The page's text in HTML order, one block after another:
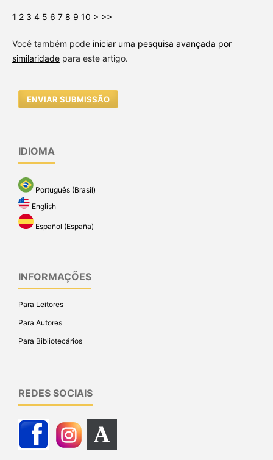
1 2 3 4 5 6 7 8 9 10 > >>
Você também pode iniciar uma pesquisa avançada por
similaridadepara este artigo.
ENVIAR SUBMISSÃO
IDIOMA
Português (Brasil)
English
Español (España)
INFORMAÇÕES
Para Leitores
Para Autores
Para Bibliotecários
REDES SOCIAIS